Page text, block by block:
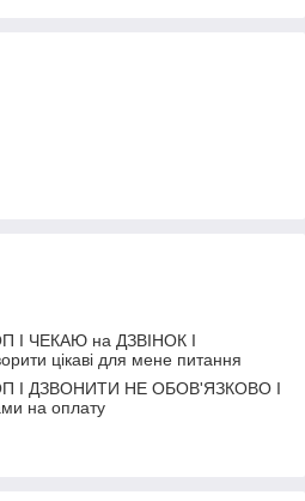
I ЧЕКАЮ на ДЗВІНОК I
цікаві для мене питання
I ДЗВОНИТИ НЕ ОБОВ'ЯЗКОВО I
на оплату